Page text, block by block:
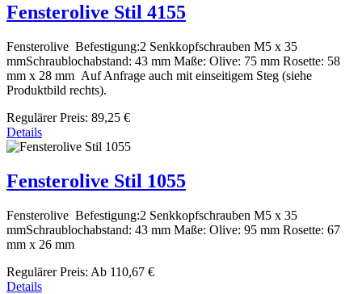
Fensterolive Stil 4155
Fensterolive Befestigung:2 Senkkopfschrauben M5 x 35
mmSchraublochabstand: 43 mm Maße: Olive: 75 mm Rosette: 58
mm x 28 mm Auf Anfrage auch mit einseitigem Steg (siehe
Produktbild rechts).
Regulärer Preis: 89,25 €
Details
Fensterolive Stil 1055
Fensterolive Befestigung:2 Senkkopfschrauben M5 x 35
mmSchraublochabstand: 43 mm Maße: Olive: 95 mm Rosette: 67
mm x 26 mm
Regulärer Preis: Ab 110,67 €
Details